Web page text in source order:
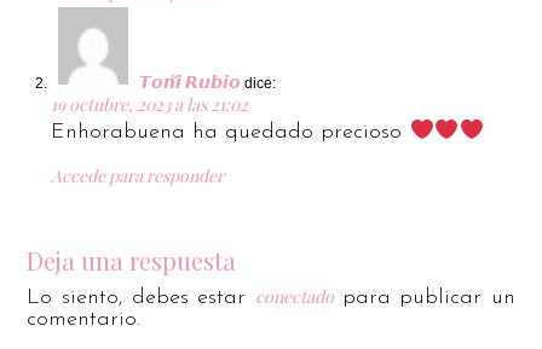
𝙏𝙤𝙣̃𝙞 𝙍𝙪𝙗𝙞𝙤 dice:
19 octubre, 2023 a las 21:02
Enhorabuena ha quedado precioso
Accede para responder
Deja una respuesta
Lo siento, debes estar conectadopara publicar un
comentario.